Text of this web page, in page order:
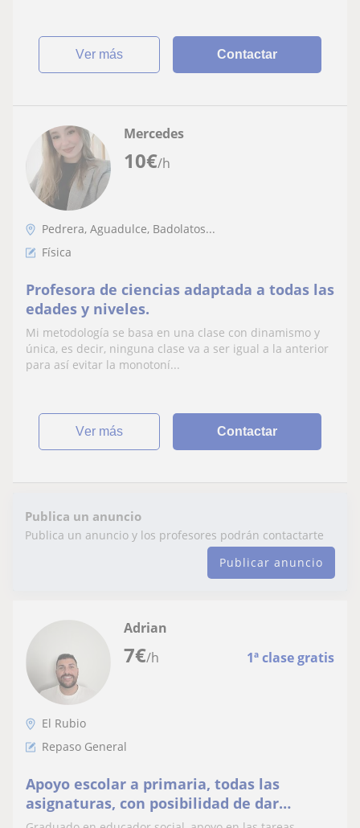
ver más Contactar
10€/h
Mercedes
Pedrera, Aguadulce, Badolatos...
Física
Profesora de ciencias adaptada a todas las
edades y niveles.
Mi metodología se basa en una clase con dinamismo y
única, es decir, ninguna clase va a ser igual a la anterior
para así evitar la monotoní...
ver más Contactar
Publica un anuncio
Publica un anuncio y los profesores podrán contactarte
Publicar anuncio
7€/h 1ª clase gratis
Adrian
El Rubio
Repaso General
Apoyo escolar a primaria, todas las
asignaturas, con posibilidad de dar
temática de Educación social